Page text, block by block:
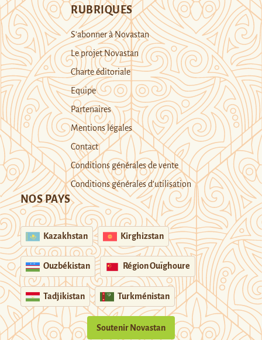
RUBRIQUES
S’abonner à Novastan
Le projet Novastan
Charte éditoriale
Equipe
Partenaires
Mentions légales
Contact
Conditions générales de vente
Conditions générales d’utilisation
NOS PAYS
Kazakhstan Kirghizstan
Ouzbékistan Région Ouïghoure
Tadjikistan Turkménistan
Soutenir Novastan